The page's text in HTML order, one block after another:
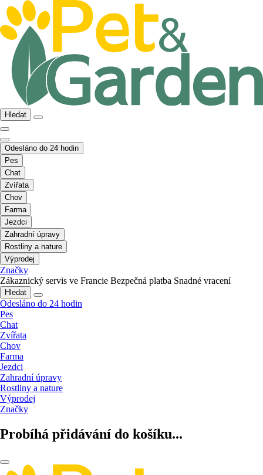
Hledat
Odesláno do 24 hodin
Pes
Chat
Zvířata
Chov
Farma
Jezdci
Zahradní úpravy
Rostliny a nature
Výprodej
Značky
Zákaznický servis ve Francie Bezpečná platba Snadné vracení
Hledat
Odesláno do 24 hodin
Pes
Chat
Zvířata
Chov
Farma
Jezdci
Zahradní úpravy
Rostliny a nature
Výprodej
Značky
Probíhá přidávání do košíku...